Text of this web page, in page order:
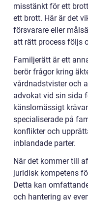
misstänkt för ett
ett brott. Här är det
försvarare eller
att rätt process följs
Familjerätt är ett
berör frågor kring
vårdnadstvister och
advokat vid sin sida
känslomässigt
specialiserade på
konflikter och
inblandade parter.
När det kommer till
juridisk kompetens
Detta kan
och hantering av